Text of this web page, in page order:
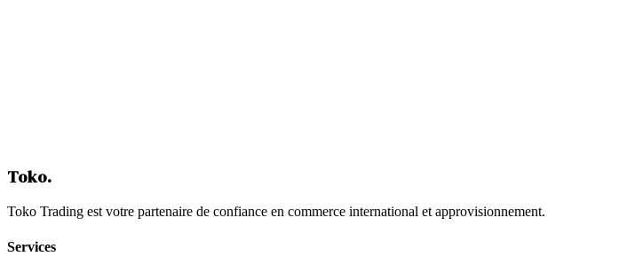
Toko.
Toko Trading est votre partenaire de confiance en commerce international et approvisionnement.
Services